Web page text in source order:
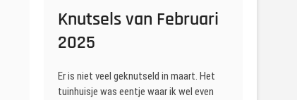
Knutsels van Februari
2025
Er is niet veel geknutseld in maart. Het
tuinhuisje was eentje waar ik wel even